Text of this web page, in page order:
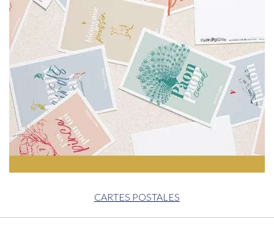
CARTES POSTALES